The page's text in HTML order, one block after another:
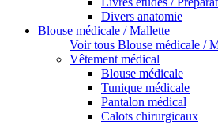
Divers anatomie
Blouse médicale / Mallette
Voir tous Blouse médicale /
Vêtement médical
Blouse médicale
Tunique médicale
Pantalon médical
Calots chirurgicaux